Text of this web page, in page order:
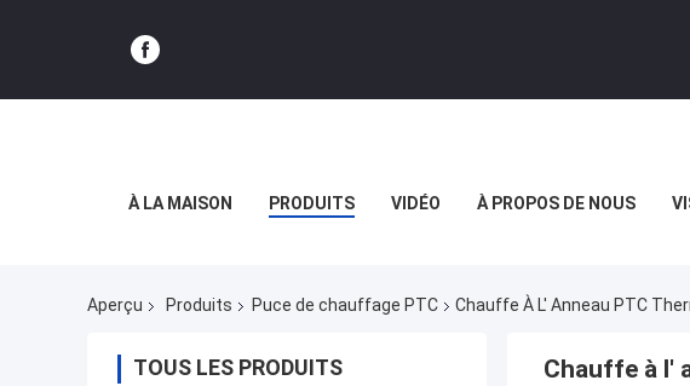
À LA MAISON PRODUITS VIDÉO À PROPOS DE NOUS
Aperçu Produits Puce de chauffage PTC Chauffe À L' Anneau PTC
TOUS LES PRODUITS Chauffe à l'